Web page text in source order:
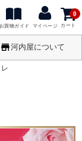
お買物ガイド マイページ カート
0
河内屋について